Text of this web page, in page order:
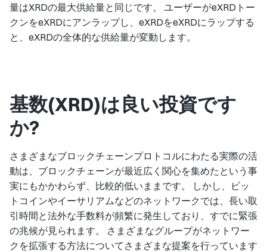
量はXRDの最大供給量と同じです。 ユーザーがeXRDトー
クンをeXRDにアンラップし、eXRDをeXRDにラップする
と、eXRDの全体的な供給量が変動します。
基数(XRD)は良い投資です
か?
さまざまなブロックチェーンプロトコルにわたる実際の活
動は、ブロックチェーンが最近広く関心を集めたという事
実にもかかわらず、比較的低いままです。 しかし、ビッ
トコインやイーサリアムなどのネットワークでは、長い取
引時間と法外な手数料が頻繁に発生しており、すでに緊張
の兆候が見られます。 さまざまなグループがネットワー
クを拡張する方法についてさまざまな提案を行っています